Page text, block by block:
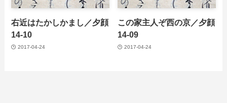
右近はたかしかまし／夕顔
14-10
2017-04-24
この家主人ぞ西の京／夕顔
14-09
2017-04-24